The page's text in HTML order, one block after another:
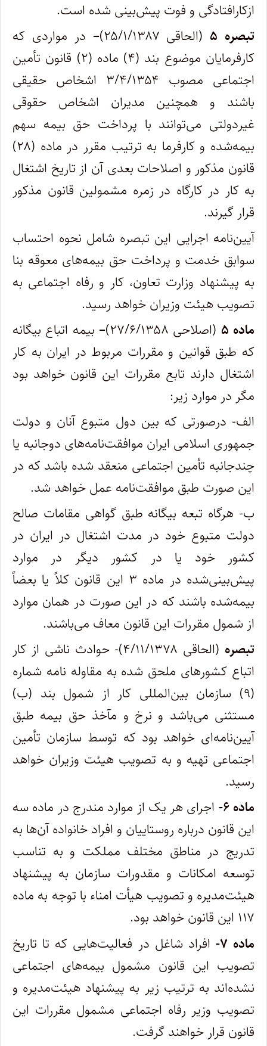
ازکارافتادگی و فوت پیش‌بینی شده است.
تبصره ۵
(الحاقی ۲۵/۱/۱۳۸۷) – در مواردی که
کارفرمایان موضوع بند (۴) ماده (۲) قانون تأمین
اجتماعی مصوب ۳/۴/۱۳۵۴ اشخاص حقیقی
باشند و همچنین مدیران اشخاص حقوقی
غیردولتی می‌توانند با پرداخت حق بیمه سهم
بیمه‌شده و کارفرما به ترتیب مقرر در ماده (۲۸)
قانون مذکور و اصلاحات بعدی آن از تاریخ اشتغال
به کار در کارگاه در زمره مشمولین قانون مذکور
قرار گیرند.
آیین‌نامه اجرایی این تبصره شامل نحوه احتساب
سوابق خدمت و پرداخت حق بیمه‌های معوقه بنا
به پیشنهاد وزارت تعاون، کار و رفاه اجتماعی به
تصویب هیئت وزیران خواهد رسید.
ماده ۵
(اصلاحی ۲۷/۶/۱۳۵۸) – بیمه اتباع بیگانه
که طبق قوانین و مقررات مربوط در ایران به کار
اشتغال دارند تابع مقررات این قانون خواهد بود
مگر در موارد زیر:
الف- درصورتی که بین دول متبوع آنان و دولت
جمهوری اسلامی ایران موافقت‌نامه‌های دوجانبه یا
چندجانبه تأمین اجتماعی منعقد شده باشد که در
این صورت طبق موافقت‌نامه عمل خواهد شد.
ب- هرگاه تبعه بیگانه طبق گواهی مقامات صالح
دولت متبوع خود در مدت اشتغال در ایران در
کشور خود یا در کشور دیگر در موارد
پیش‌بینی‌شده در ماده ۳ این قانون کلاً یا بعضاً
بیمه‌شده باشند که در این صورت در همان موارد
از شمول مقررات این قانون معاف می‌باشند.
تبصره
(الحاقی ۴/۱۱/۱۳۷۸)- حوادث ناشی از کار
اتباع کشورهای ملحق شده به مقاوله نامه شماره
(۹) سازمان بین‌المللی کار از شمول بند (ب)
مستثنی می‌باشد و نرخ و مآخذ حق بیمه طبق
آیین‌نامه‌ای خواهد بود که توسط سازمان تأمین
اجتماعی تهیه و به تصویب هیئت وزیران خواهد
رسید.
ماده ۶-
اجرای هر یک از موارد مندرج در ماده سه
این قانون درباره روستاییان و افراد خانواده آن‌ها به
تدریج در مناطق مختلف مملکت و به تناسب
توسعه امکانات و مقدورات سازمان به پیشنهاد
هیئت‌مدیره و تصویب هیأت امناء با توجه به ماده
۱۱۷ این قانون خواهد بود.
ماده ۷-
افراد شاغل در فعالیت‌هایی که تا تاریخ
تصویب این قانون مشمول بیمه‌های اجتماعی
نشده‌اند به ترتیب زیر به پیشنهاد هیئت‌مدیره و
تصویب وزیر رفاه اجتماعی مشمول مقررات این
قانون قرار خواهند گرفت.